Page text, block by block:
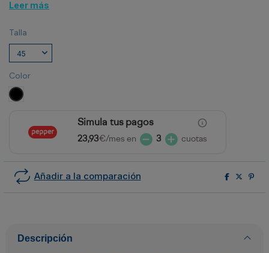
Leer más
Talla
Color
NEGRO/ AMARILLO FLUOR
Simula tus pagos
23,93€/mes en 3 cuotas
Añadir a la comparación
Descripción